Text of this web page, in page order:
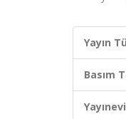
Yayın
Basım